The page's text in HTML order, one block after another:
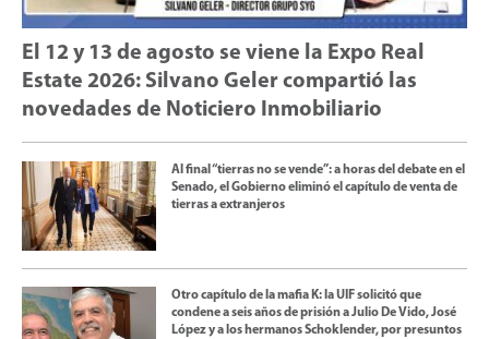
El 12 y 13 de agosto se viene la Expo Real
Estate 2026: Silvano Geler compartió las
novedades de Noticiero Inmobiliario
Al final “tierras no se vende”: a horas del debate en el
Senado, el Gobierno eliminó el capítulo de venta de
tierras a extranjeros
Otro capítulo de la mafia K: la UIF solicitó que
condene a seis años de prisión a Julio De Vido, José
López y a los hermanos Schoklender, por presuntos